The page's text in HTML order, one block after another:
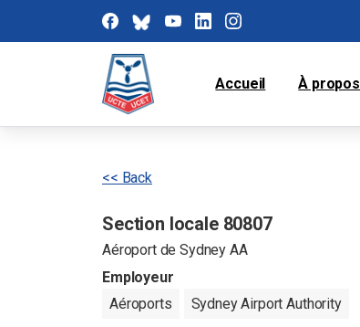
Accueil À propos
<< Back
Section locale 80807
Aéroport de Sydney AA
Employeur
Aéroports
Sydney Airport Authority